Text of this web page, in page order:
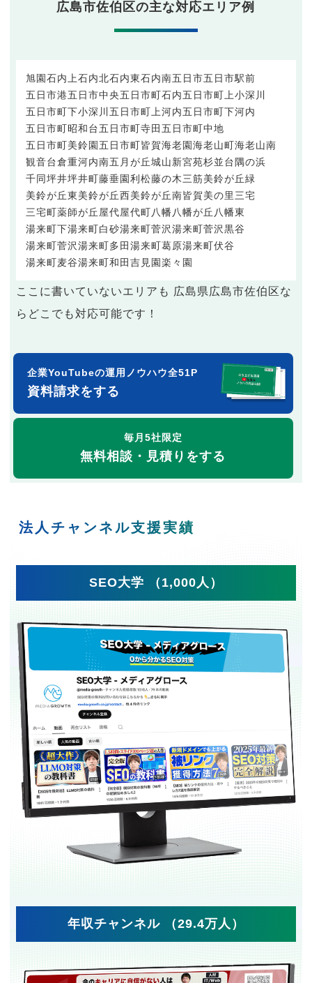
広島市佐伯区の主な対応エリア例
旭園石内上石内北石内東石内南五日市五日市駅前
五日市港五日市中央五日市町石内五日市町上小深川
五日市町下小深川五日市町上河内五日市町下河内
五日市町昭和台五日市町寺田五日市町中地
五日市町美鈴園五日市町皆賀海老園海老山町海老山南
観音台倉重河内南五月が丘城山新宮苑杉並台隅の浜
千同坪井坪井町藤垂園利松藤の木三筋美鈴が丘緑
美鈴が丘東美鈴が丘西美鈴が丘南皆賀美の里 三宅
三宅町薬師が丘屋代屋代町八幡八幡が丘 八幡東
湯来町下湯来町白砂湯来町菅沢湯来町菅沢黒谷
湯来町菅沢湯来町多田湯来町葛原湯来町伏谷
湯来町麦谷湯来町和田吉見園楽々園
ここに書いていないエリアも 広島県広島市佐伯区な
らどこでも対応可能です！
企業YouTubeの運用ノウハウ全51P
資料請求をする
毎月5社限定
無料相談・見積りをする
法人チャンネル支援実績
SEO大学 （1,000人）
年収チャンネル （29.4万人）